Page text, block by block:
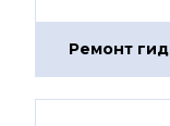
Ремонт